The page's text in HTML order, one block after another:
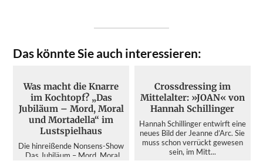
Das könnte Sie auch interessieren:
Was macht die Knarre
im Kochtopf? „Das
Jubiläum – Mord, Moral
und Mortadella“ im
Lustspielhaus
Die hinreißende Nonsens-Show
„Das Jubiläum – Mord, Moral
Crossdressing im
Mittelalter: »JOAN« von
Hannah Schillinger
Hannah Schillinger entwirft eine
neues Bild der Jeanne d’Arc. Sie
muss schon verrückt gewesen
sein, im Mitt...